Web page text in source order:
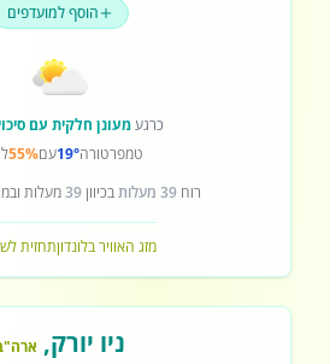
הוסף למועדפים
כרגעמעונן חלקית עם
טמפרטורה19°עם55%
רוח 39 מעלות בכיוון39מעלות
מזג האוויר בלונדוןתחזית
ניו יורק,